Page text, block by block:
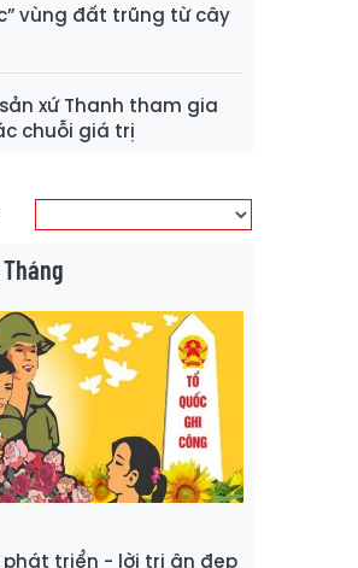
vùng đất trũng từ cây
xứ Thanh tham gia
chuỗi giá trị
phát triển - lời tri ân đẹp